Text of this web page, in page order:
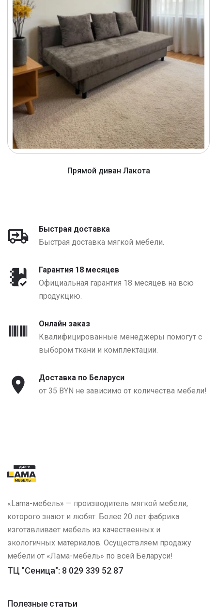
Прямой диван Лакота
Быстрая доставка
Быстрая доставка мягкой мебели.
Гарантия 18 месяцев
Официальная гарантия 18 месяцев на всю
продукцию.
Онлайн заказ
Квалифицированные менеджеры помогут с
выбором ткани и комплектации.
Доставка по Беларуси
от 35 BYN не зависимо от количества мебели!
«Lama-мебель» — производитель мягкой мебели,
которого знают и любят. Более 20 лет фабрика
изготавливает мебель из качественных и
экологичных материалов. Осуществляем продажу
мебели от «Лама-мебель» по всей Беларуси!
ТЦ "Сеница": 8 029 339 52 87
Полезные статьи